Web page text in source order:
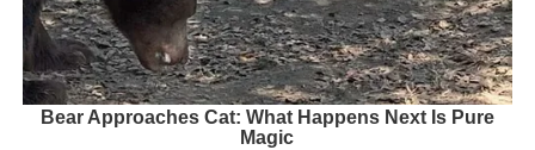
Bear Approaches Cat: What Happens Next Is Pure
Magic